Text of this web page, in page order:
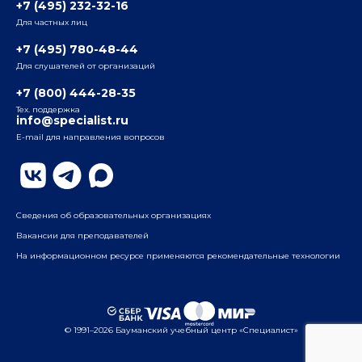
Радио
ул. Радио, д.24, корпус 1, 2-й подъезд, 2-й этаж
ул. Воронцовская, д. 35Б, корп.2, 5-й этаж
Бауманский
ул. Бауманская, д. 6, стр. 2, бизнес-центр «Виктория
Плаза», 4-й этаж
+7 (495) 232-32-16
Для частных лиц
+7 (495) 780-48-44
Для слушателей от организаций
+7 (800) 444-28-35
Тех. поддержка
info@specialist.ru
E-mail для направления вопросов
Сведения об образовательных организациях
Вакансии для преподавателей
На информационном ресурсе применяются рекомендательные технологии
© 1991–2026 Бауманский учебный центр «Специалист»